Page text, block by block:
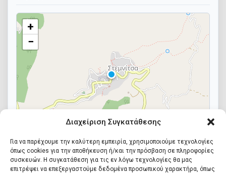
Διαχείριση Συγκατάθεσης
Για να παρέχουμε την καλύτερη εμπειρία, χρησιμοποιούμε τεχνολογίες
όπως cookies για την αποθήκευση ή/και την πρόσβαση σε πληροφορίες
συσκευών. Η συγκατάθεση για τις εν λόγω τεχνολογίες θα μας
επιτρέψει να επεξεργαστούμε δεδομένα προσωπικού χαρακτήρα, όπως
+
−